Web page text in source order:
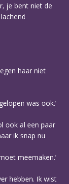
je bent niet de
haar niet
was ook.’
ook al een paar
ik snap nu
meemaken.’
hebben. Ik wist